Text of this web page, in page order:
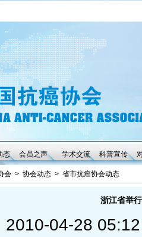
态 会员之声 学术交流 科普宣传
会 > 协会动态 > 省市抗癌协会动态
浙江省举
2010-04-28